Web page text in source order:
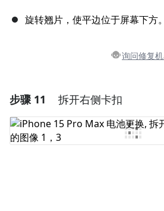
旋转翘片，使平边位于屏幕下方。
询问修复
添加一条评论
添加评论
步骤 11 拆开右侧卡扣